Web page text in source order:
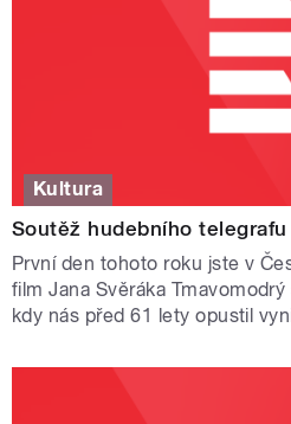
Kultura
Soutěž hudebního telegrafu
První den tohoto roku jste v
film Jana Svěráka
kdy nás před 61 lety opustil